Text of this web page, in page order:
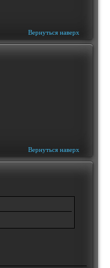
Вернуться наверх
Вернуться наверх